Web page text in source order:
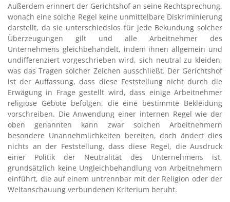
Außerdem erinnert der Gerichtshof an seine Rechtsprechung,
wonach eine solche Regel keine unmittelbare Diskriminierung
darstellt, da sie unterschiedslos für jede Bekundung solcher
Überzeugungen gilt und alle Arbeitnehmer des
Unternehmens gleichbehandelt, indem ihnen allgemein und
undifferenziert vorgeschrieben wird, sich neutral zu kleiden,
was das Tragen solcher Zeichen ausschließt. Der Gerichtshof
ist der Auffassung, dass diese Feststellung nicht durch die
Erwägung in Frage gestellt wird, dass einige Arbeitnehmer
religiöse Gebote befolgen, die eine bestimmte Bekleidung
vorschreiben. Die Anwendung einer internen Regel wie der
oben genannten kann zwar solchen Arbeitnehmern
besondere Unannehmlichkeiten bereiten, doch ändert dies
nichts an der Feststellung, dass diese Regel, die Ausdruck
einer Politik der Neutralität des Unternehmens ist,
grundsätzlich keine Ungleichbehandlung von Arbeitnehmern
einführt, die auf einem untrennbar mit der Religion oder der
Weltanschauung verbundenen Kriterium beruht.